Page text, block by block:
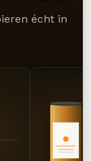
écht in